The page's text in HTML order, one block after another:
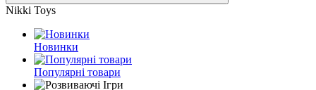
Nikki Toys
Новинки
Популярні товари